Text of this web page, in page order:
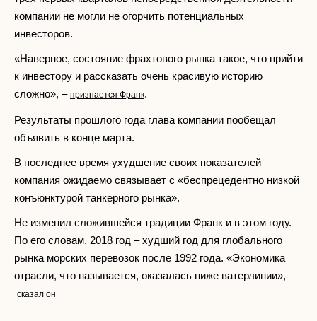
компании не могли не огорчить потенциальных
инвесторов.
«Наверное, состояние фрахтового рынка такое, что прийти
к инвестору и рассказать очень красивую историю
сложно», – признается Франк.
Результаты прошлого года глава компании пообещал
объявить в конце марта.
В последнее время ухудшение своих показателей
компания ожидаемо связывает с «беспрецедентно низкой
конъюнктурой танкерного рынка».
Не изменил сложившейся традиции Франк и в этом году.
По его словам, 2018 год – худший год для глобального
рынка морских перевозок после 1992 года. «Экономика
отрасли, что называется, оказалась ниже ватерлинии», –
сказал он